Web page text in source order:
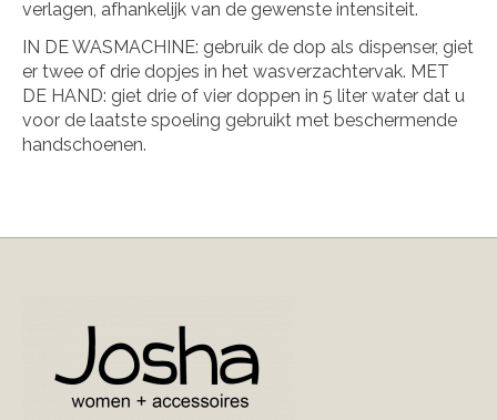
verlagen, afhankelijk van de gewenste intensiteit.
IN DE WASMACHINE: gebruik de dop als dispenser, giet
er twee of drie dopjes in het wasverzachtervak. MET
DE HAND: giet drie of vier doppen in 5 liter water dat u
voor de laatste spoeling gebruikt met beschermende
handschoenen.